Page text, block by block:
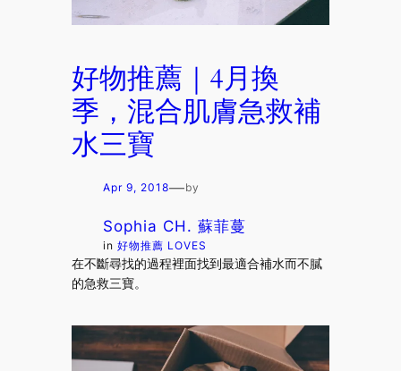
好物推薦｜4月換
季，混合肌膚急救補
水三寶
Apr 9, 2018—by
Sophia CH. 蘇菲蔓
in好物推薦 LOVES
在不斷尋找的過程裡面找到最適合補水而不膩
的急救三寶。